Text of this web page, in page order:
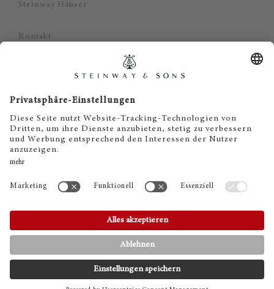
Steinway Häuser
Kontakt
Impressum
Haftungsausschluss
Cookie Zustimmung